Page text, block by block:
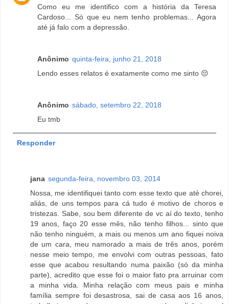
Como eu me identifico com a história da Teresa
Cardoso... Só que eu nem tenho problemas... Agora
até já falo com a depressão.
Anônimo quinta-feira, junho 21, 2018
Lendo esses relatos é exatamente como me sinto 😔
Anônimo sábado, setembro 22, 2018
Eu tmb
Responder
jana segunda-feira, novembro 03, 2014
Nossa, me identifiquei tanto com esse texto que até chorei,
aliás, de uns tempos para cá tudo é motivo de choros e
tristezas. Sabe, sou bem diferente de vc aí do texto, tenho
19 anos, faço 20 esse mês, não tenho filhos... sinto que
não tenho ninguém, a mais ou menos um ano fiquei noiva
de um cara, meu namorado a mais de três anos, porém
nesse meio tempo, me envolvi com outras pessoas, fato
esse que acabou resultando numa paixão (só da minha
parte), acredito que esse foi o maior fato pra arruinar com
a minha vida. Minha relação com meus pais e minha
família sempre foi desastrosa, sai de casa aos 16 anos,